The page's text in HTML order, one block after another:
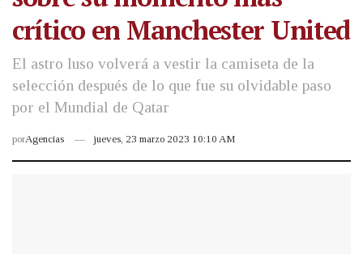
crítico en Manchester United
El astro luso volverá a vestir la camiseta de la
selección después de lo que fue su olvidable paso
por el Mundial de Qatar
porAgencias jueves, 23 marzo 2023 10:10 AM